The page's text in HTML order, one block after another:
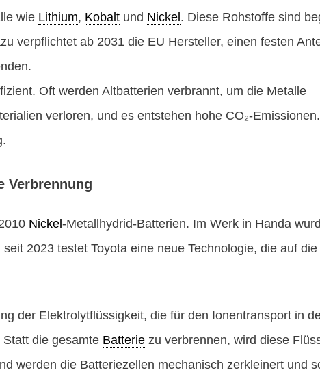
wie Lithium, Kobalt und Nickel . Diese Rohstoffe sind
verpflichtet ab 2031 die EU Hersteller, einen festen
Oft werden Altbatterien verbrannt, um die Metalle
verloren, und es entstehen hohe CO₂-
Verbrennung
Nickel -Metallhydrid-Batterien. Im Werk in Handa
2023 testet Toyota eine neue Technologie, die auf die
der Elektrolytflüssigkeit, die für den Ionentransport in
die gesamte Batterie zu verbrennen, wird diese
werden die Batteriezellen mechanisch zerkleinert und